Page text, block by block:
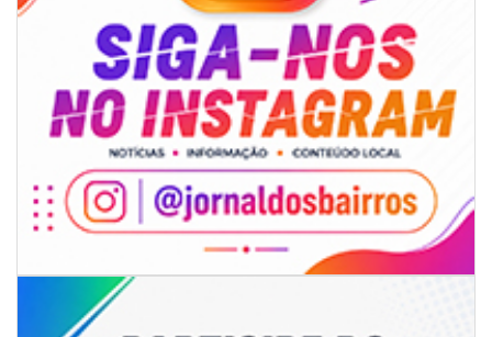
05/08/2026 | 07:00
Sorveteria do Norte de SC expande e abre primeira unidade em